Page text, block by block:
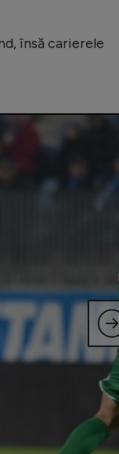
însă carierele